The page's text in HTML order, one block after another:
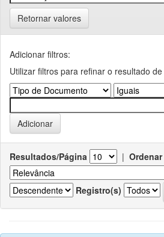
Retornar valores
Adicionar filtros:
Utilizar filtros para refinar o resultado
Resultados/Página |
Registro(s)